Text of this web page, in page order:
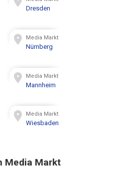
Dresden
Media Markt
Nürnberg
Media Markt
Mannheim
Media Markt
Wiesbaden
Media Markt